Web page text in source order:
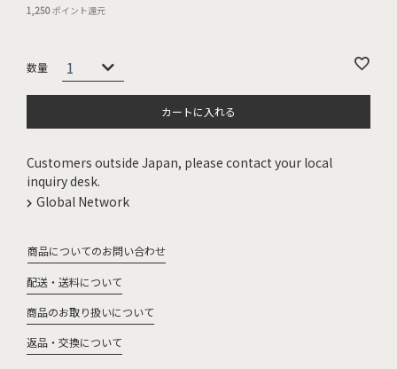
1,250ポイント還元
カートに入れる
Customers outside Japan, please contact your local
inquiry desk.
Global Network
商品についてのお問い合わせ
配送・送料について
商品のお取り扱いについて
返品・交換について